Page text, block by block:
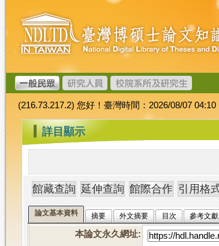
跳
到
主
要
內
容
臺
灣
博
碩
士
論
文
加
值
系
統
(216.73.217.2) 您好！臺灣時間：2026/08/07 04:10
::: 詳目顯示
論文基本資料 摘要 外文摘要 目次 參考文獻
本論文永久網址: